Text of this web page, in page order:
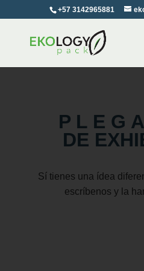
+57 3142965881
P L E G
DE
Sí tienes una ídea
escríbenos y la